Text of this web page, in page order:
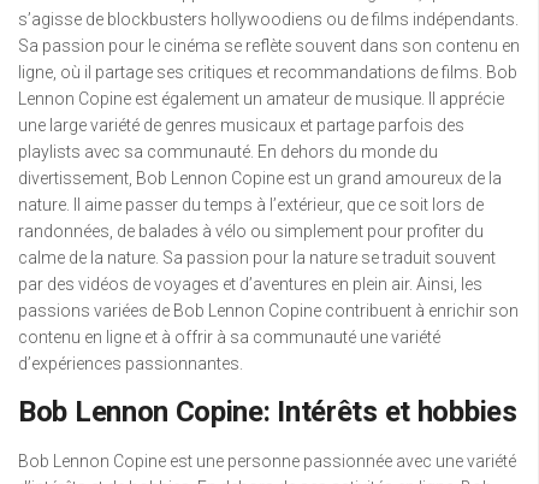
s’agisse de blockbusters hollywoodiens ou de films indépendants.
Sa passion pour le cinéma se reflète souvent dans son contenu en
ligne, où il partage ses critiques et recommandations de films. Bob
Lennon Copine est également un amateur de musique. Il apprécie
une large variété de genres musicaux et partage parfois des
playlists avec sa communauté. En dehors du monde du
divertissement, Bob Lennon Copine est un grand amoureux de la
nature. Il aime passer du temps à l’extérieur, que ce soit lors de
randonnées, de balades à vélo ou simplement pour profiter du
calme de la nature. Sa passion pour la nature se traduit souvent
par des vidéos de voyages et d’aventures en plein air. Ainsi, les
passions variées de Bob Lennon Copine contribuent à enrichir son
contenu en ligne et à offrir à sa communauté une variété
d’expériences passionnantes.
Bob Lennon Copine: Intérêts et hobbies
Bob Lennon Copine est une personne passionnée avec une variété